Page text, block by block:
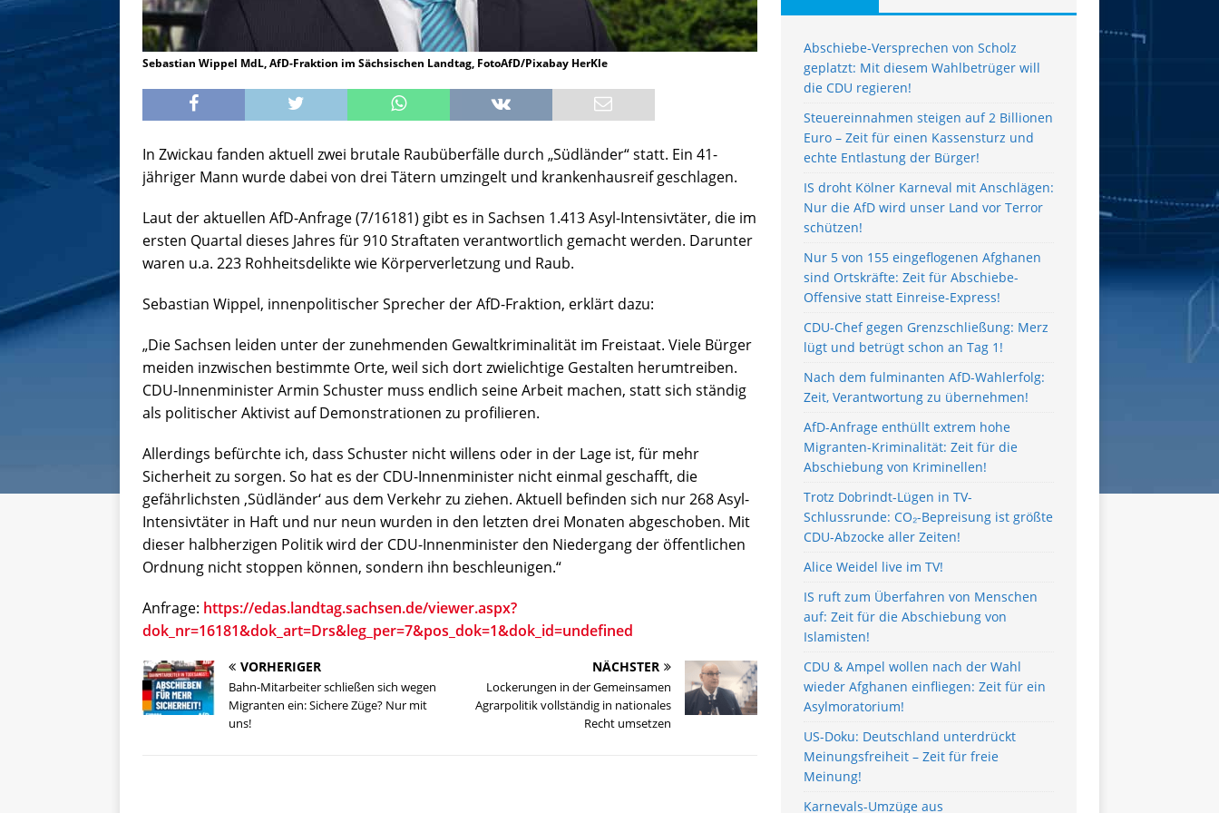
Sebastian Wippel MdL, AfD-Fraktion im Sächsischen Landtag, FotoAfD/Pixabay HerKle
In Zwickau fanden aktuell zwei brutale Raubüberfälle durch „Südländer“ statt. Ein 41-
jähriger Mann wurde dabei von drei Tätern umzingelt und krankenhausreif geschlagen.
Laut der aktuellen AfD-Anfrage (7/16181) gibt es in Sachsen 1.413 Asyl-Intensivtäter, die im
ersten Quartal dieses Jahres für 910 Straftaten verantwortlich gemacht werden. Darunter
waren u.a. 223 Rohheitsdelikte wie Körperverletzung und Raub.
Sebastian Wippel, innenpolitischer Sprecher der AfD-Fraktion, erklärt dazu:
„Die Sachsen leiden unter der zunehmenden Gewaltkriminalität im Freistaat. Viele Bürger
meiden inzwischen bestimmte Orte, weil sich dort zwielichtige Gestalten herumtreiben.
CDU-Innenminister Armin Schuster muss endlich seine Arbeit machen, statt sich ständig
als politischer Aktivist auf Demonstrationen zu profilieren.
Allerdings befürchte ich, dass Schuster nicht willens oder in der Lage ist, für mehr
Sicherheit zu sorgen. So hat es der CDU-Innenminister nicht einmal geschafft, die
gefährlichsten ‚Südländer‘ aus dem Verkehr zu ziehen. Aktuell befinden sich nur 268 Asyl-
Intensivtäter in Haft und nur neun wurden in den letzten drei Monaten abgeschoben. Mit
dieser halbherzigen Politik wird der CDU-Innenminister den Niedergang der öffentlichen
Ordnung nicht stoppen können, sondern ihn beschleunigen.“
Anfrage: https://edas.landtag.sachsen.de/viewer.aspx?
dok_nr=16181&dok_art=Drs&leg_per=7&pos_dok=1&dok_id=undefined
VORHERIGER
Bahn-Mitarbeiter schließen sich wegen
Migranten ein: Sichere Züge? Nur mit
uns!
NÄCHSTER
Lockerungen in der Gemeinsamen
Agrarpolitik vollständig in nationales
Recht umsetzen
Abschiebe-Versprechen von Scholz
geplatzt: Mit diesem Wahlbetrüger will
die CDU regieren!
Steuereinnahmen steigen auf 2 Billionen
Euro – Zeit für einen Kassensturz und
echte Entlastung der Bürger!
IS droht Kölner Karneval mit Anschlägen:
Nur die AfD wird unser Land vor Terror
schützen!
Nur 5 von 155 eingeflogenen Afghanen
sind Ortskräfte: Zeit für Abschiebe-
Offensive statt Einreise-Express!
CDU-Chef gegen Grenzschließung: Merz
lügt und betrügt schon an Tag 1!
Nach dem fulminanten AfD-Wahlerfolg:
Zeit, Verantwortung zu übernehmen!
AfD-Anfrage enthüllt extrem hohe
Migranten-Kriminalität: Zeit für die
Abschiebung von Kriminellen!
Trotz Dobrindt-Lügen in TV-
Schlussrunde: CO₂-Bepreisung ist größte
CDU-Abzocke aller Zeiten!
Alice Weidel live im TV!
IS ruft zum Überfahren von Menschen
auf: Zeit für die Abschiebung von
Islamisten!
CDU & Ampel wollen nach der Wahl
wieder Afghanen einfliegen: Zeit für ein
Asylmoratorium!
US-Doku: Deutschland unterdrückt
Meinungsfreiheit – Zeit für freie
Meinung!
Karnevals-Umzüge aus